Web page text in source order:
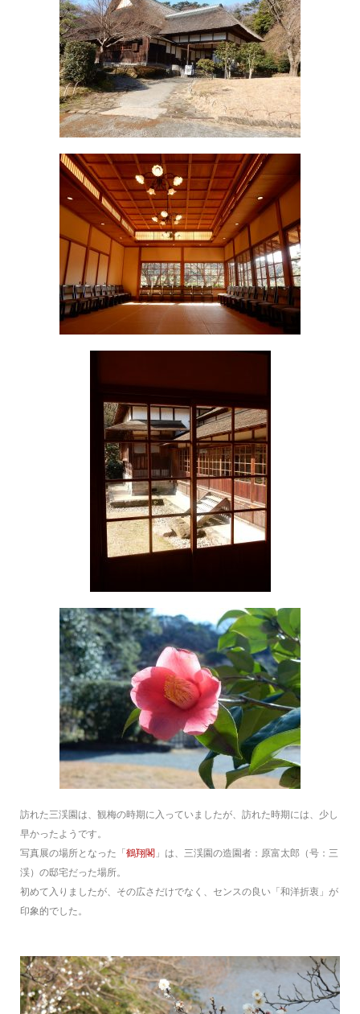
訪れた三渓園は、観梅の時期に入っていましたが、訪れた時期には、少し
早かったようです。
写真展の場所となった「 鶴翔閣 」は、三渓園の造園者：原富太郎（号：三
渓）の邸宅だった場所。
初めて入りましたが、その広さだけでなく、センスの良い「和洋折衷」が
印象的でした。